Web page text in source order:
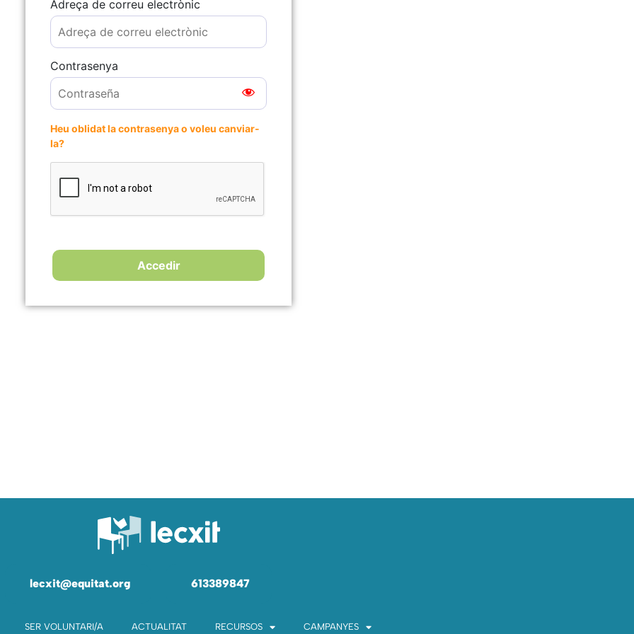
Adreça de correu electrònic
Contrasenya
Heu oblidat la contrasenya o voleu canviar-
la?
lecxit@equitat.org 613389847
SER VOLUNTARI/A ACTUALITAT RECURSOS CAMPANYES